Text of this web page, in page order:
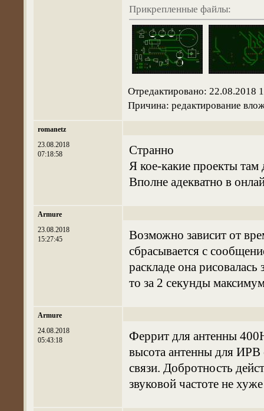
Прикрепленные файлы:
Отредактировано: 22.08.2018
Причина: редактирование
romanetz
23.08.2018
07:18:58
Странно
Я кое-какие проекты там
Вполне адекватно в
Armure
23.08.2018
15:27:45
Возможно зависит от
сбрасывается с
раскладе она
то за 2 секунды
Armure
24.08.2018
05:43:18
Феррит для антенны
высота антенны для ИРВ
связи. Добротность
звуковой частоте не